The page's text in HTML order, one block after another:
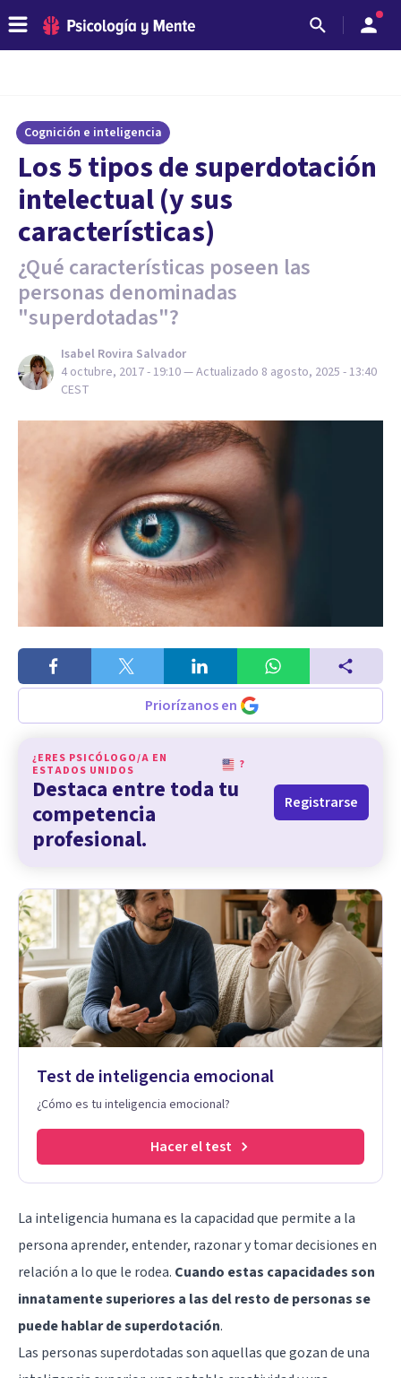
Cognición e inteligencia
Los 5 tipos de superdotación
intelectual (y sus
características)
¿Qué características poseen las
personas denominadas
"superdotadas"?
Isabel Rovira Salvador
4 octubre, 2017 - 19:10— Actualizado 8 agosto, 2025 - 13:40
CEST
Priorízanos en
¿ERES PSICÓLOGO/A EN
ESTADOS UNIDOS
?
Destaca entre toda tu
competencia
profesional.
Registrarse
Test de inteligencia emocional
¿Cómo es tu inteligencia emocional?
Hacer el test
La inteligencia humana es la capacidad que permite a la
persona aprender, entender, razonar y tomar decisiones en
relación a lo que le rodea. Cuando estas capacidades son
innatamente superiores a las del resto de personas se
puede hablar de superdotación.
Las personas superdotadas son aquellas que gozan de una